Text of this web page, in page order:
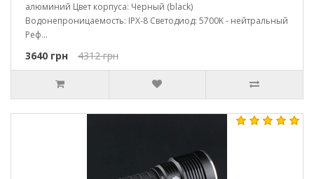
алюминий Цвет корпуса: Черный (black)
Водонепроницаемость: IPX-8 Светодиод: 5700K - нейтральный
Реф...
3640 грн 4312 грн